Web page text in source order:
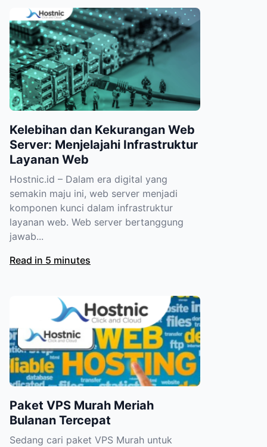
Kelebihan dan Kekurangan Web
Server: Menjelajahi Infrastruktur
Layanan Web
Hostnic.id – Dalam era digital yang
semakin maju ini, web server menjadi
komponen kunci dalam infrastruktur
layanan web. Web server bertanggung
jawab...
Read in 5 minutes
Paket VPS Murah Meriah
Bulanan Tercepat
Sedang cari paket VPS Murah untuk